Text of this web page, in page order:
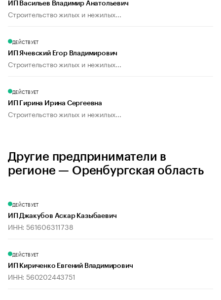
ИП Васильев Владимир Анатольевич
Строительство жилых и нежилых...
ДЕЙСТВУЕТ
ИП Ячевский Егор Владимирович
Строительство жилых и нежилых...
ДЕЙСТВУЕТ
ИП Гирина Ирина Сергеевна
Строительство жилых и нежилых...
Другие предприниматели в
регионе — Оренбургская область
ДЕЙСТВУЕТ
ИП Джакубов Аскар Казыбаевич
ИНН: 561606311738
ДЕЙСТВУЕТ
ИП Кириченко Евгений Владимирович
ИНН: 560202443751